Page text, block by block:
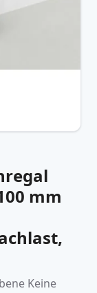
mm
Keine